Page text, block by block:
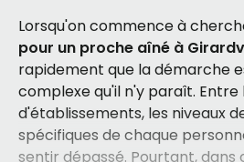
Lorsqu'on commence à
pour un proche aîné à
rapidement que la démarche
complexe qu'il n'y paraît.
d'établissements, les niveaux
spécifiques de chaque
sentir dépassé. Pourtant,